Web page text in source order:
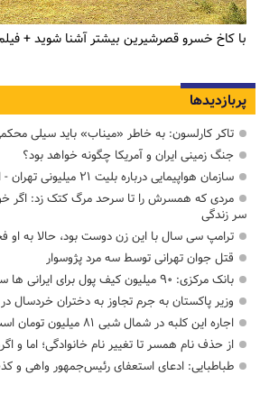
با کاخ خسرو قصرشیرین بیشتر آشنا شوید +
پربازدیدها
تاکر کارلسون: به خاطر «میناب» باید سیلی
جنگ زمینی ایران و آمریکا چگونه خواهد بود؟
سازمان هواپیمایی درباره بلیت ۲۱ میلیونی تهران - اصفهان توضیح داد
مردی که همسرش را تا سرحد مرگ کتک زد: اگر
سر زندگی
ترامپ سی سال با این زن دوست بود، حالا به
قتل جوان تهرانی توسط سه مرد پژوسوار
بانک مرکزی: ۹۰ میلیون کیف پول برای ایرانی ها ساخته شد
وزیر پاکستان به جرم تجاوز به دختران خردسال
اجاره این کلبه در شمال شبی ۸۱ میلیون تومان است
از حذف نام همسر تا تغییر نام خانوادگی؛ اما و
طباطبایی: ادعای استعفای رئیس‌جمهور واهی